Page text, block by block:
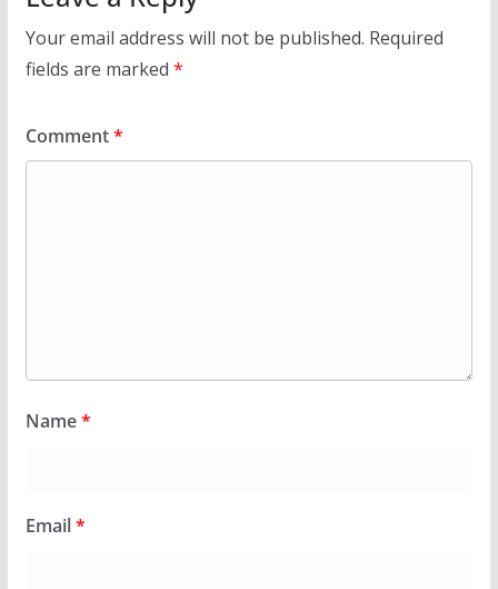
Your email address will not be published. Required
fields are marked *
Comment*
Name*
Email*